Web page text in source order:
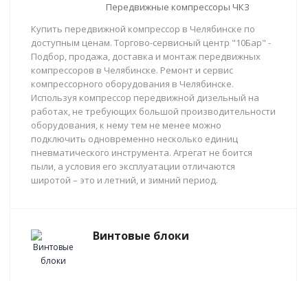
Передвижные компрессоры ЧКЗ
Купить передвижной компрессор в Челябинске по
доступным ценам. Торгово-сервисный центр "10Бар" -
Подбор, продажа, доставка и монтаж передвижных
компрессоров в Челябинске. Ремонт и сервис
компрессорного оборудования в Челябинске.
Используя компрессор передвижной дизельный на
работах, не требующих большой производительности
оборудования, к нему тем не менее можно
подключить одновременно несколько единиц
пневматического инструмента. Агрегат не боится
пыли, а условия его эксплуатации отличаются
широтой – это и летний, и зимний период.
Винтовые блоки